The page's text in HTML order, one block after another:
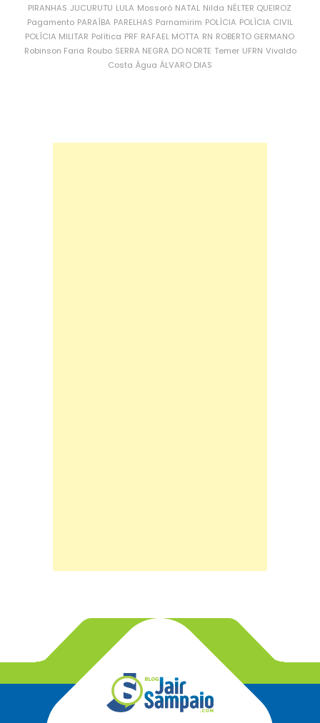
PIRANHAS JUCURUTU LULA Mossoró NATAL Nilda NÉLTER QUEIROZ
Pagamento PARAÍBA PARELHAS Parnamirim POLÍCIA POLÍCIA CIVIL
POLÍCIA MILITAR Política PRF RAFAEL MOTTA RN ROBERTO GERMANO
Robinson Faria Roubo SERRA NEGRA DO NORTE Temer UFRN Vivaldo
Costa Água ÁLVARO DIAS